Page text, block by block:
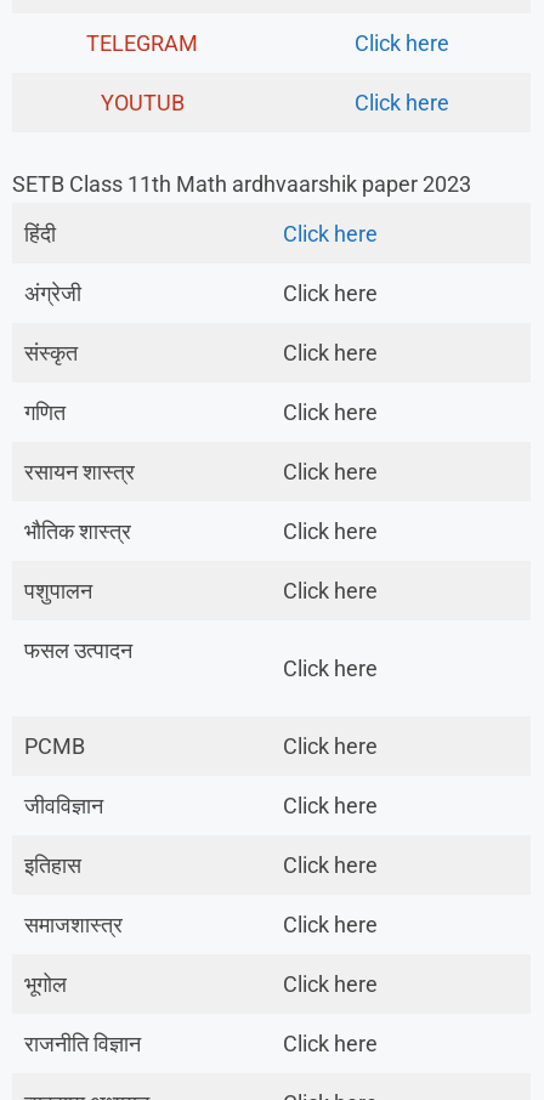
TELEGRAM Click here
YOUTUB Click here
SETB Class 11th Math ardhvaarshik paper 2023
हिंदी
Click here
अंग्रेजी Click here
संस्कृत Click here
गणित Click here
रसायन शास्त्र Click here
भौतिक शास्त्र Click here
पशुपालन Click here
फसल उत्पादन
Click here
PCMB Click here
जीवविज्ञान Click here
इतिहास Click here
समाजशास्त्र Click here
भूगोल Click here
राजनीति विज्ञान Click here